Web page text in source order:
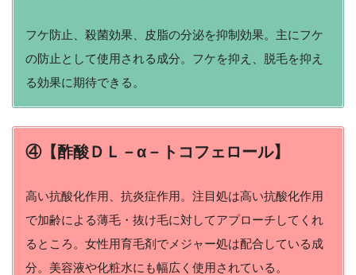
フケ防止、殺菌効果、皮脂の分泌を抑制効果。主にフケ
の防止として使用される成分。フケを抑え、脱毛を抑え
る効果に期待できる。
④【酢酸ＤＬ－α－トコフェロール】
高い抗酸化作用、抗炎症作用。注目処は高い抗酸化作用
で加齢による薄毛・抜け毛に対してアプローチしてくれ
るところ。女性用育毛剤でメジャー処は配合している成
分。美容液や化粧水にも幅広く使用されている。